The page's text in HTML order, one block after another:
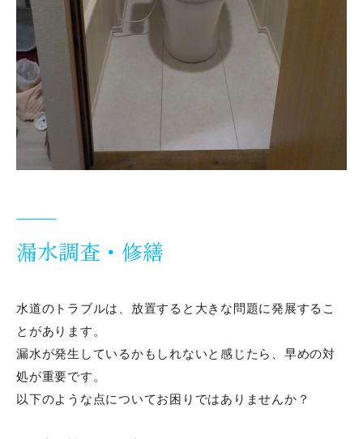
漏水調査・修繕
水道のトラブルは、放置すると大きな問題に発展するこ
とがあります。
漏水が発生しているかもしれないと感じたら、早めの対
処が重要です。
以下のような点についてお困りではありませんか？